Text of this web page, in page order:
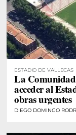
ESTADIO DE VALLECAS
La Comunidad
acceder al
obras urgentes
DIEGO DOMINGO